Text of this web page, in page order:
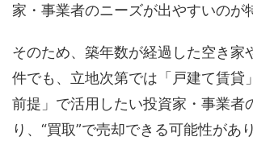
家・事業者のニーズが出やすいのが
そのため、築年数が経過した空き家
件でも、立地次第では「戸建て賃貸
前提」で活用したい投資家・事業者
り、“買取”で売却できる可能性があ